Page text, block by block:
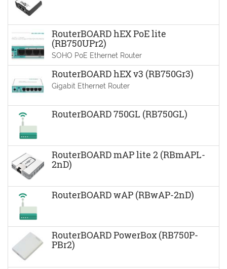
RouterBOARD hEX PoE lite
(RB750UPr2)
SOHO PoE Ethernet Router
RouterBOARD hEX v3 (RB750Gr3)
Gigabit Ethernet Router
RouterBOARD 750GL (RB750GL)
RouterBOARD mAP lite 2 (RBmAPL-
2nD)
RouterBOARD wAP (RBwAP-2nD)
RouterBOARD PowerBox (RB750P-
PBr2)